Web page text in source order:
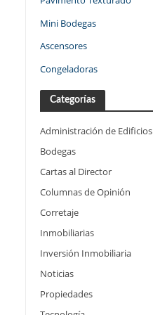
Mini Bodegas
Ascensores
Congeladoras
Categorías
Administración de Edificios
Bodegas
Cartas al Director
Columnas de Opinión
Corretaje
Inmobiliarias
Inversión Inmobiliaria
Noticias
Propiedades